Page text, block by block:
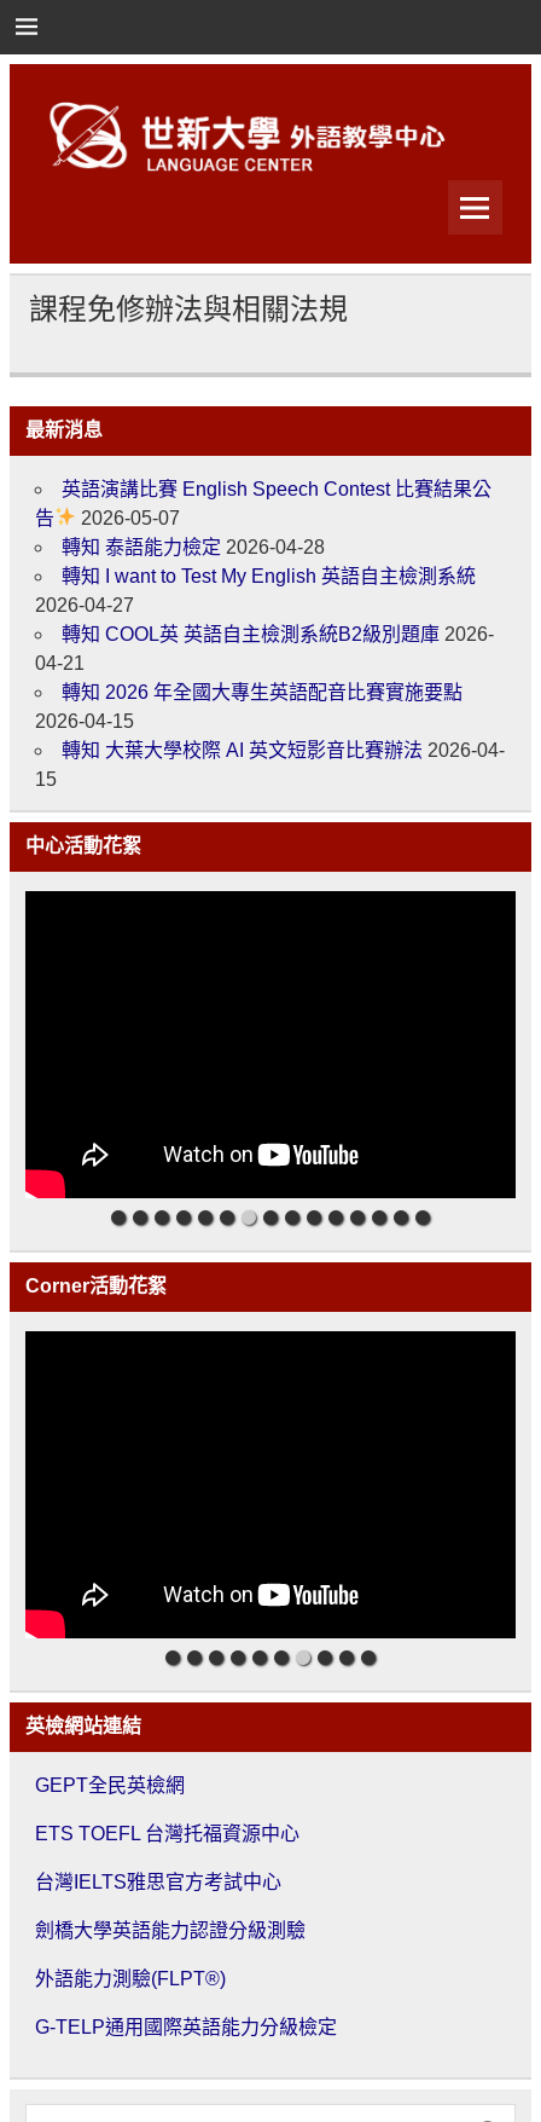
世新大學外語教學中心
課程免修辦法與相關法規
最新消息
英語演講比賽 English Speech Contest 比賽結果公
告
2026-05-07
轉知 泰語能力檢定 2026-04-28
轉知 I want to Test My English 英語自主檢測系統
2026-04-27
轉知 COOL英 英語自主檢測系統B2級別題庫 2026-
04-21
轉知 2026 年全國大專生英語配音比賽實施要點
2026-04-15
轉知 大葉大學校際 AI 英文短影音比賽辦法 2026-04-
15
中心活動花絮
Corner活動花絮
英檢網站連結
GEPT全民英檢網
ETS TOEFL 台灣托福資源中心
台灣IELTS雅思官方考試中心
劍橋大學英語能力認證分級測驗
外語能力測驗(FLPT®)
G-TELP通用國際英語能力分級檢定